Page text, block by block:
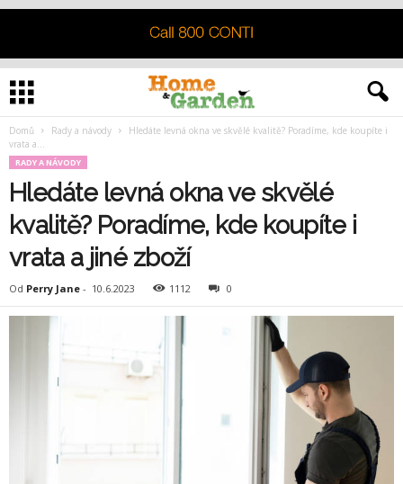
Domů Rady a návody
Hledáte levná okna ve skvělé kvalitě? Poradíme, kde koupíte i
vrata a...
RADY A NÁVODY
Hledáte levná okna ve skvělé
kvalitě? Poradíme, kde koupíte i
vrata a jiné zboží
Od Perry Jane - 10.6.2023 1112 0